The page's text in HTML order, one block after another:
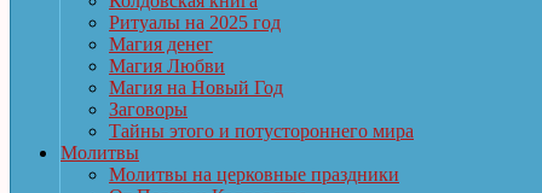
Ритуалы на 2025 год
Магия денег
Магия Любви
Магия на Новый Год
Заговоры
Тайны этого и потустороннего мира
Молитвы
Молитвы на церковные праздники